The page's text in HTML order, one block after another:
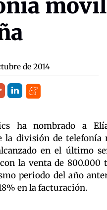
de 2014
ha nombrado a
la división de telefonía
en el último
la venta de 800.000
periodo del año
en la facturación.